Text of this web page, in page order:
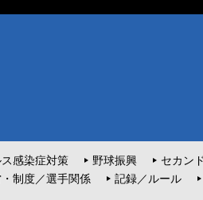
感染症対策 野球振興
セカン
制度／選手関係 記録／ルール